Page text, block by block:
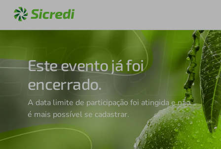
Este evento já foi
encerrado.
A data limite de participação foi atingida e não
é mais possível se cadastrar.